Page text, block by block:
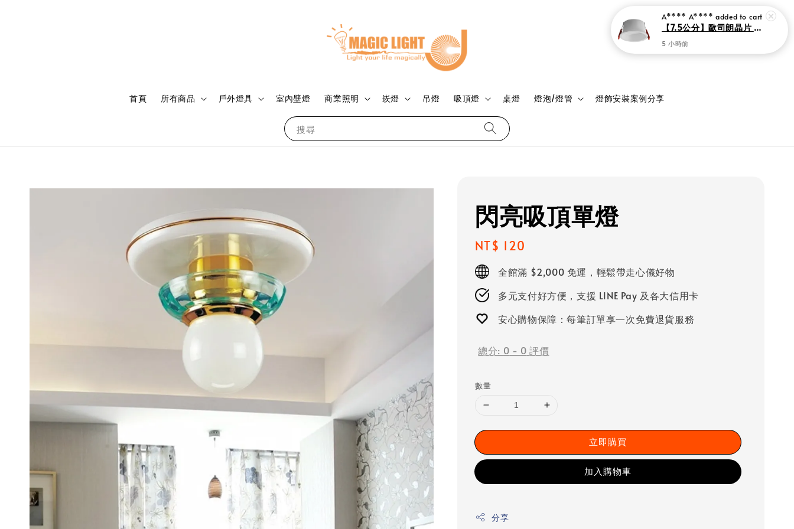
搜尋
首頁 所有商品 戶外燈具 室內壁燈 商業照明 崁燈 吊燈 吸頂燈 桌燈 燈泡/燈管 燈飾安裝案例分享
登入
閃亮吸頂單燈
Regular
price
NT$ 120
全館滿 $2,000 免運，輕鬆帶走心儀好物
多元支付好方便，支援 LINE Pay 及各大信用卡
安心購物保障：每筆訂單享一次免費退貨服務
總分: 0 - 0 評價
數量
立即購買
加入購物車
分享
A**** A**** added to cart
【7.5公分】歐司朗晶片 窄邊框LED防眩崁燈 7瓦
5 小時前